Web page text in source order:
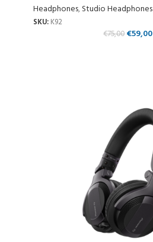
Headphones,Studio Headphones
SKU: K92
€75,00 €59,00